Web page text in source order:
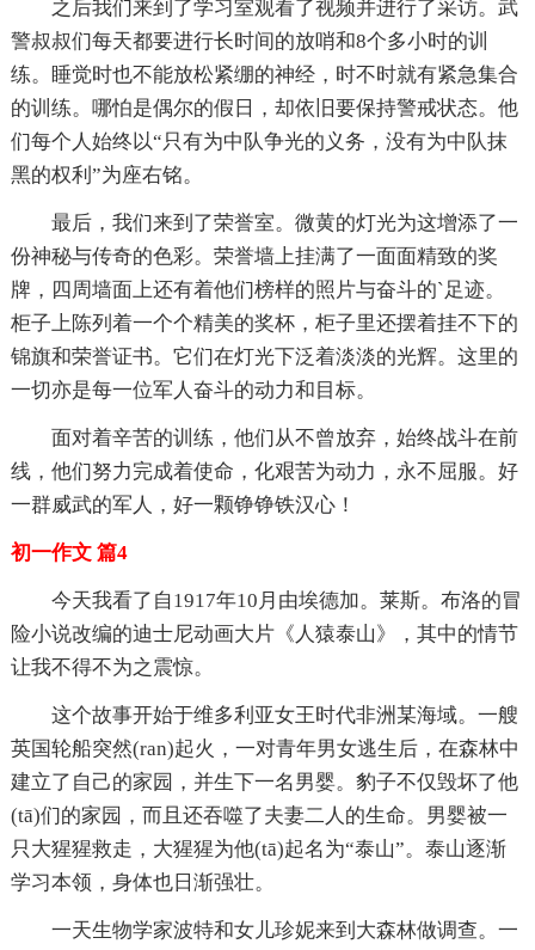
之后我们来到了学习室观看了视频并进行了采访。武
警叔叔们每天都要进行长时间的放哨和8个多小时的训
练。睡觉时也不能放松紧绷的神经，时不时就有紧急集合
的训练。哪怕是偶尔的假日，却依旧要保持警戒状态。他
们每个人始终以“只有为中队争光的义务，没有为中队抹
黑的权利”为座右铭。
最后，我们来到了荣誉室。微黄的灯光为这增添了一
份神秘与传奇的色彩。荣誉墙上挂满了一面面精致的奖
牌，四周墙面上还有着他们榜样的照片与奋斗的`足迹。
柜子上陈列着一个个精美的奖杯，柜子里还摆着挂不下的
锦旗和荣誉证书。它们在灯光下泛着淡淡的光辉。这里的
一切亦是每一位军人奋斗的动力和目标。
面对着辛苦的训练，他们从不曾放弃，始终战斗在前
线，他们努力完成着使命，化艰苦为动力，永不屈服。好
一群威武的军人，好一颗铮铮铁汉心！
初一作文 篇4
今天我看了自1917年10月由埃德加。莱斯。布洛的冒
险小说改编的迪士尼动画大片《人猿泰山》，其中的情节
让我不得不为之震惊。
这个故事开始于维多利亚女王时代非洲某海域。一艘
英国轮船突然(ran)起火，一对青年男女逃生后，在森林中
建立了自己的家园，并生下一名男婴。豹子不仅毁坏了他
(tā)们的家园，而且还吞噬了夫妻二人的生命。男婴被一
只大猩猩救走，大猩猩为他(tā)起名为“泰山”。泰山逐渐
学习本领，身体也日渐强壮。
一天生物学家波特和女儿珍妮来到大森林做调查。一